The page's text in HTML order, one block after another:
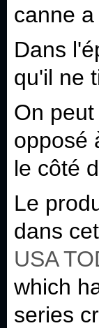
canne
Dans
qu'il ne
On
opposé
le côté
Le
dans
USA
which
series